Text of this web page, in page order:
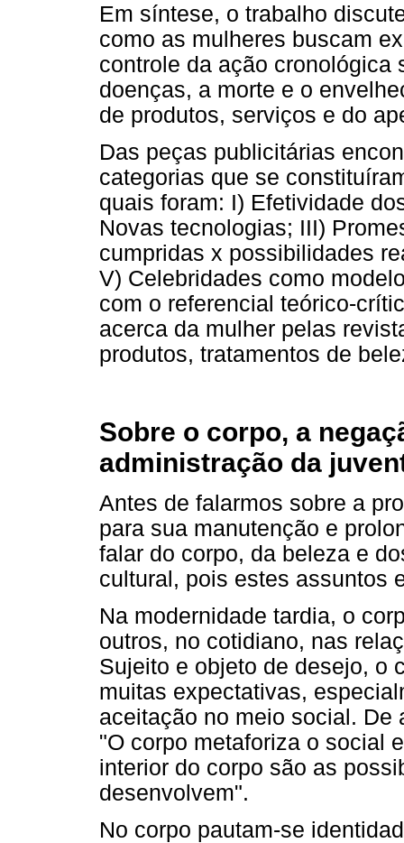
Em síntese, o trabalho
como as mulheres buscam
controle da ação cronológica
doenças, a morte e o
de produtos, serviços e do
Das peças publicitárias
categorias que se
quais foram: I) Efetividade
Novas tecnologias; III)
cumpridas x possibilidades
V) Celebridades como
com o referencial teórico-
acerca da mulher pelas
produtos, tratamentos de
Sobre o corpo, a
administração da
Antes de falarmos sobre a
para sua manutenção e
falar do corpo, da beleza e
cultural, pois estes assuntos
Na modernidade tardia, o
outros, no cotidiano, nas
Sujeito e objeto de desejo, o
muitas expectativas,
aceitação no meio social. De
"O corpo metaforiza o social
interior do corpo são as
desenvolvem".
No corpo pautam-se